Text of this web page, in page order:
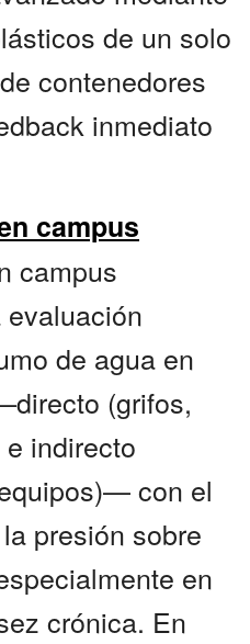
de un solo
contenedores
inmediato
campus
campus
de agua en
(grifos,
indirecto
con el
presión sobre
en
crónica. En